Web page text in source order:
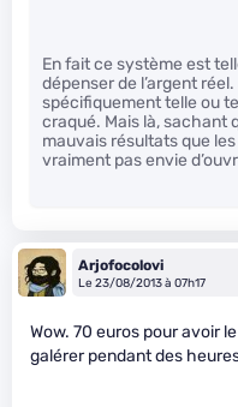
En fait ce système est
dépenser de l’argent
spécifiquement telle ou
craqué. Mais là, sachant
mauvais résultats que
vraiment pas envie
Arjofocolovi
Le 23/08/2013 à 07h17
Wow. 70 euros pour avoir
galérer pendant des